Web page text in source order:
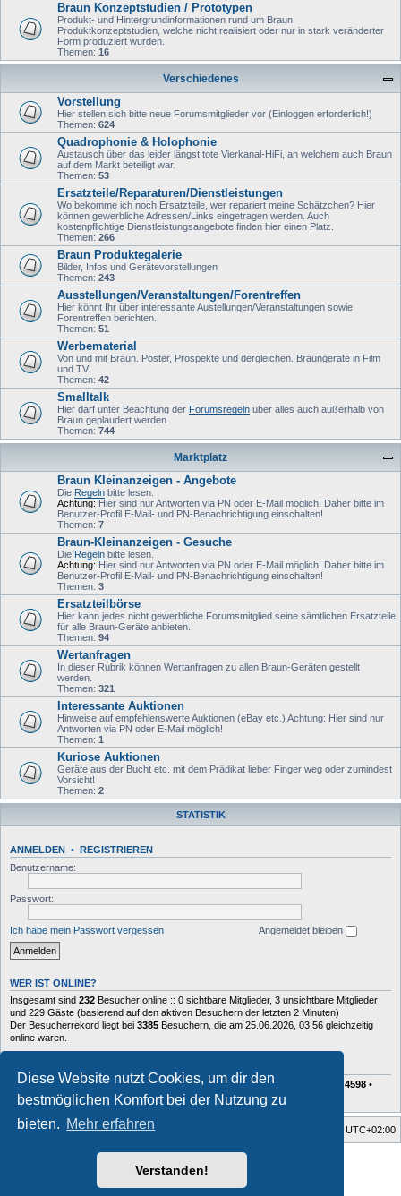
Diese Website nutzt Cookies, um dir den
bestmöglichen Komfort bei der Nutzung zu
bieten. Mehr erfahren
Verstanden!
Braun Konzeptstudien / Prototypen
Produkt- und Hintergrundinformationen rund um Braun
Produktkonzeptstudien, welche nicht realisiert oder nur in stark veränderter
Form produziert wurden.
Themen: 16
Verschiedenes
Vorstellung
Hier stellen sich bitte neue Forumsmitglieder vor (Einloggen erforderlich!)
Themen: 624
Quadrophonie & Holophonie
Austausch über das leider längst tote Vierkanal-HiFi, an welchem auch Braun
auf dem Markt beteiligt war.
Themen: 53
Ersatzteile/Reparaturen/Dienstleistungen
Wo bekomme ich noch Ersatzteile, wer repariert meine Schätzchen? Hier
können gewerbliche Adressen/Links eingetragen werden. Auch
kostenpflichtige Dienstleistungsangebote finden hier einen Platz.
Themen: 266
Braun Produktegalerie
Bilder, Infos und Gerätevorstellungen
Themen: 243
Ausstellungen/Veranstaltungen/Forentreffen
Hier könnt Ihr über interessante Austellungen/Veranstaltungen sowie
Forentreffen berichten.
Themen: 51
Werbematerial
Von und mit Braun. Poster, Prospekte und dergleichen. Braungeräte in Film
und TV.
Themen: 42
Smalltalk
Hier darf unter Beachtung der Forumsregeln über alles auch außerhalb von
Braun geplaudert werden
Themen: 744
Marktplatz
Braun Kleinanzeigen - Angebote
Die Regeln bitte lesen.
Achtung: Hier sind nur Antworten via PN oder E-Mail möglich! Daher bitte im
Benutzer-Profil E-Mail- und PN-Benachrichtigung einschalten!
Themen: 7
Braun-Kleinanzeigen - Gesuche
Die Regeln bitte lesen.
Achtung: Hier sind nur Antworten via PN oder E-Mail möglich! Daher bitte im
Benutzer-Profil E-Mail- und PN-Benachrichtigung einschalten!
Themen: 3
Ersatzteilbörse
Hier kann jedes nicht gewerbliche Forumsmitglied seine sämtlichen Ersatzteile
für alle Braun-Geräte anbieten.
Themen: 94
Wertanfragen
In dieser Rubrik können Wertanfragen zu allen Braun-Geräten gestellt
werden.
Themen: 321
Interessante Auktionen
Hinweise auf empfehlenswerte Auktionen (eBay etc.) Achtung: Hier sind nur
Antworten via PN oder E-Mail möglich!
Themen: 1
Kuriose Auktionen
Geräte aus der Bucht etc. mit dem Prädikat lieber Finger weg oder zumindest
Vorsicht!
Themen: 2
STATISTIK
ANMELDEN • REGISTRIEREN
Benutzername:
Passwort:
Ich habe mein Passwort vergessen Angemeldet bleiben
WER IST ONLINE?
Insgesamt sind 232 Besucher online :: 0 sichtbare Mitglieder, 3 unsichtbare Mitglieder
und 229 Gäste (basierend auf den aktiven Besuchern der letzten 2 Minuten)
Der Besucherrekord liegt bei 3385 Besuchern, die am 25.06.2026, 03:56 gleichzeitig
online waren.
Beiträge insgesamt72627• Themen insgesamt10409• Mitglieder insgesamt 4598 •
Unser neuestes Mitglied:Charlie
Foren-Übersicht UTC+02:00
forum tricolor tv
Powered byphpBB® Forum Software © phpBB Limited
phpBB.de